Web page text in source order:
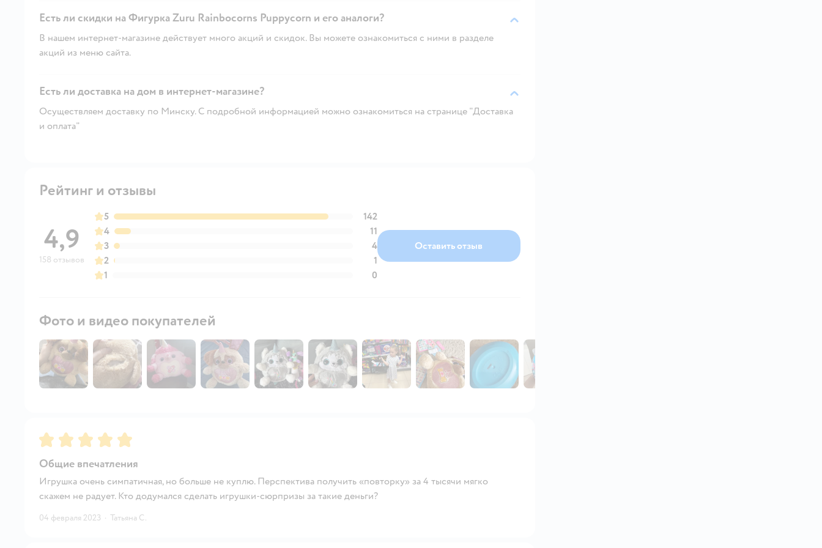
Есть ли скидки на Фигурка Zuru Rainbocorns Puppycorn и его аналоги?
В нашем интернет-магазине действует много акций и скидок. Вы можете ознакомиться с ними в разделе
акций из меню сайта.
Есть ли доставка на дом в интернет-магазине?
Осуществляем доставку по Минску. С подробной информацией можно ознакомиться на странице "Доставка
и оплата"
Рейтинг и отзывы
4,9
158 отзывов
5
142
4
11
3
4
2
1
1
0
Оставить отзыв
Фото и видео покупателей
Рейтинг:5
Общие впечатления
Игрушка очень симпатичная, но больше не куплю. Перспектива получить «повторку» за 4 тысячи мягко
скажем не радует. Кто додумался сделать игрушки-сюрпризы за такие деньги?
04 февраля 2023 · Татьяна С.